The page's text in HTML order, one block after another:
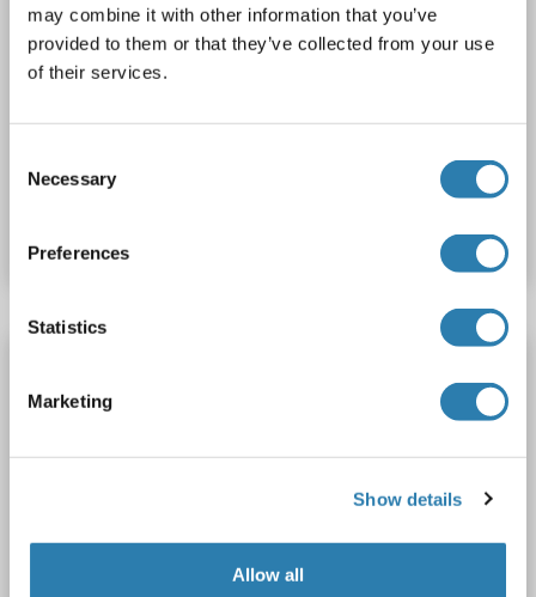
may combine it with other information that you’ve
provided to them or that they’ve collected from your use
of their services.
Selection
Necessary
Preferences
Statistics
Marketing
Show details
Allow all
N° du produit ABIN615542
RUVBL2
Reactivité: Humain, Souris, Rat